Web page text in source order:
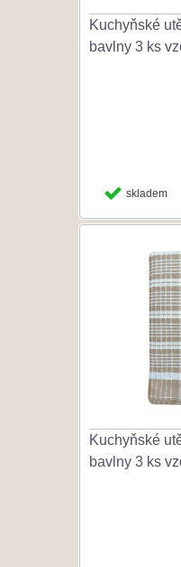
Kuchyňské
bavlny 3 ks
skladem
Kuchyňské
bavlny 3 ks